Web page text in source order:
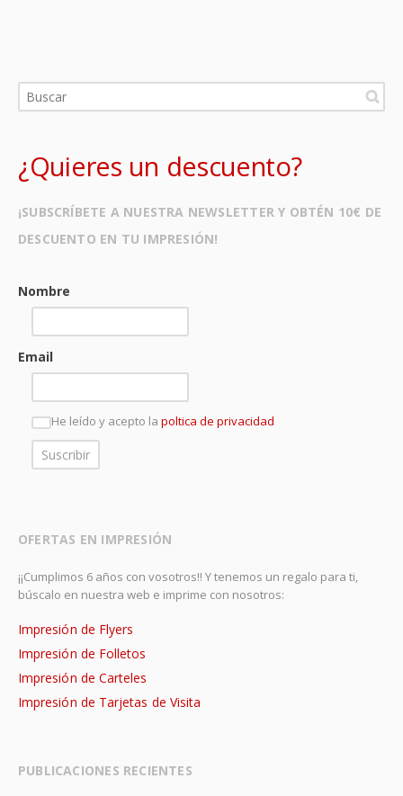
¿Quieres un descuento?
¡SUBSCRÍBETE A NUESTRA NEWSLETTER Y OBTÉN 10€ DE
DESCUENTO EN TU IMPRESIÓN!
Nombre
Email
He leído y acepto la poltica de privacidad
OFERTAS EN IMPRESIÓN
¡¡Cumplimos 6 años con vosotros!! Y tenemos un regalo para ti,
búscalo en nuestra web e imprime con nosotros:
Impresión de Flyers
Impresión de Folletos
Impresión de Carteles
Impresión de Tarjetas de Visita
PUBLICACIONES RECIENTES